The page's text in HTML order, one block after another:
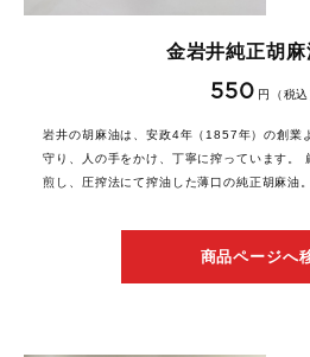
金岩井純正胡麻
550 円（税込
岩井の胡麻油は、安政4年（1857年）の創業
守り、人の手をかけ、丁寧に搾っています。
煎し、圧搾法にて搾油した薄口の純正胡麻油。
商品ページへ